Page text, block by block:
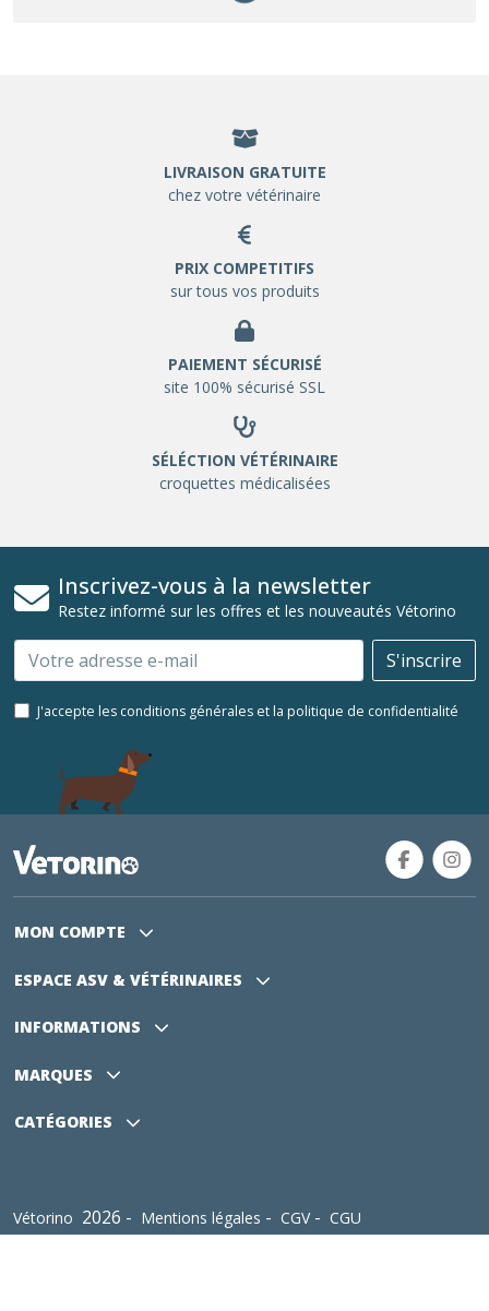
LIVRAISON GRATUITE
chez votre vétérinaire
PRIX COMPETITIFS
sur tous vos produits
PAIEMENT SÉCURISÉ
site 100% sécurisé SSL
SÉLÉCTION VÉTÉRINAIRE
croquettes médicalisées
Inscrivez-vous à la newsletter
Restez informé sur les offres et les nouveautés Vétorino
Email S'inscrire
J'accepte les conditions générales et la politique de confidentialité
MON COMPTE
ESPACE ASV & VÉTÉRINAIRES
INFORMATIONS
MARQUES
CATÉGORIES
Vétorino 2026 - Mentions légales - CGV- CGU